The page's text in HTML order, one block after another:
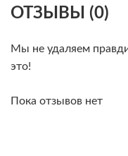
ОТЗЫВЫ (0)
Мы не удаляем
это!
Пока отзывов нет